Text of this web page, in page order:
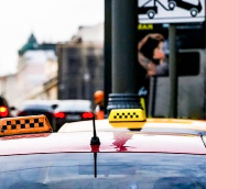
подписываться
на
бренды:
аналитика
предпочтений